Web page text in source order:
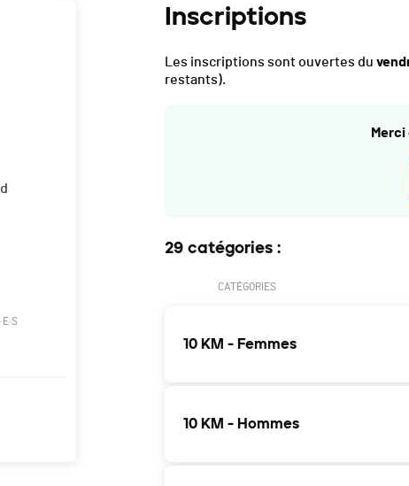
Inscriptions
Les inscriptions sont ouvertes du
restants).
29 catégories :
CATÉGORIES
10 KM - Femmes
10 KM - Hommes